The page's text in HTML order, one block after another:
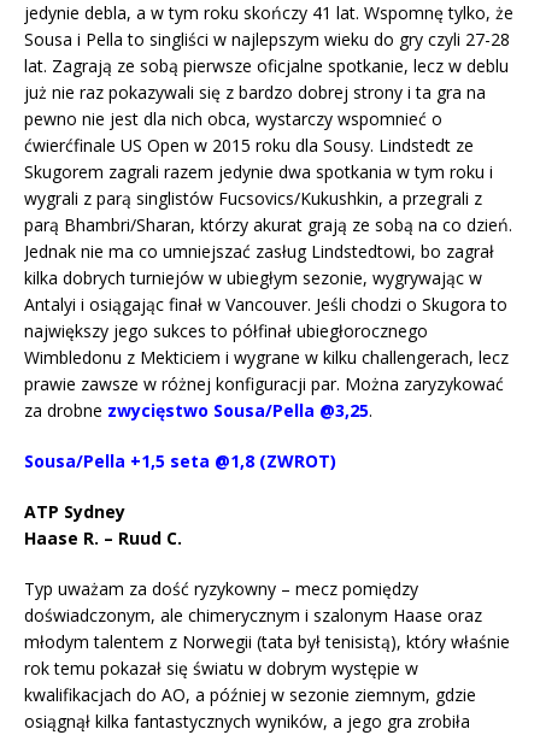
jedynie debla, a w tym roku skończy 41 lat. Wspomnę tylko, że
Sousa i Pella to singliści w najlepszym wieku do gry czyli 27-28
lat. Zagrają ze sobą pierwsze oficjalne spotkanie, lecz w deblu
już nie raz pokazywali się z bardzo dobrej strony i ta gra na
pewno nie jest dla nich obca, wystarczy wspomnieć o
ćwierćfinale US Open w 2015 roku dla Sousy. Lindstedt ze
Skugorem zagrali razem jedynie dwa spotkania w tym roku i
wygrali z parą singlistów Fucsovics/Kukushkin, a przegrali z
parą Bhambri/Sharan, którzy akurat grają ze sobą na co dzień.
Jednak nie ma co umniejszać zasług Lindstedtowi, bo zagrał
kilka dobrych turniejów w ubiegłym sezonie, wygrywając w
Antalyi i osiągając finał w Vancouver. Jeśli chodzi o Skugora to
największy jego sukces to półfinał ubiegłorocznego
Wimbledonu z Mekticiem i wygrane w kilku challengerach, lecz
prawie zawsze w różnej konfiguracji par. Można zaryzykować
za drobne zwycięstwo Sousa/Pella @3,25.
Sousa/Pella +1,5 seta @1,8 (ZWROT)
ATP Sydney
Haase R. – Ruud C.
Typ uważam za dość ryzykowny – mecz pomiędzy
doświadczonym, ale chimerycznym i szalonym Haase oraz
młodym talentem z Norwegii (tata był tenisistą), który właśnie
rok temu pokazał się światu w dobrym występie w
kwalifikacjach do AO, a później w sezonie ziemnym, gdzie
osiągnął kilka fantastycznych wyników, a jego gra zrobiła